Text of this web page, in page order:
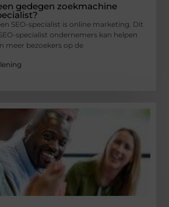
gedegen zoekmachine
SEO-specialist is online marketing. Dit
specialist ondernemers kan helpen
meer bezoekers op de